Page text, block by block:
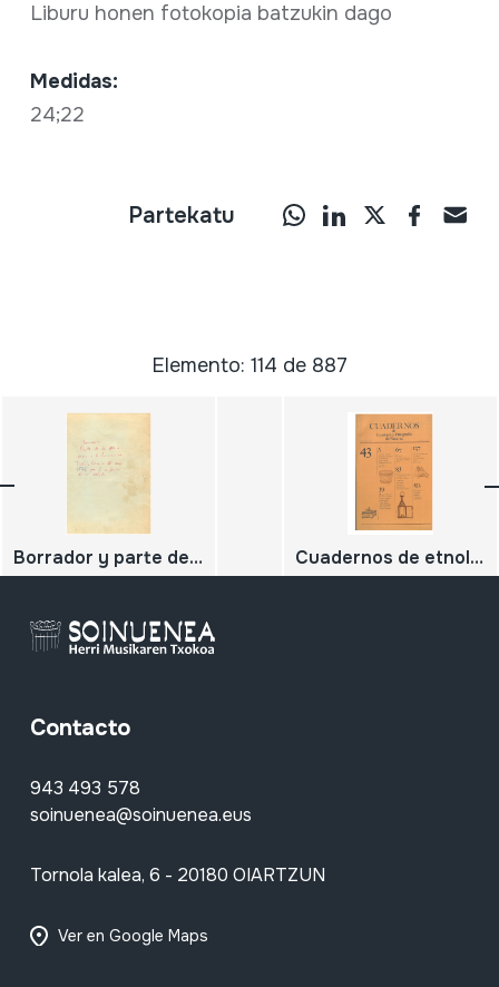
Liburu honen fotokopia batzukin dago
Medidas:
24;22
Partekatu
Elemento: 114 de 887
Borrador y parte de lo que se envió a la Asociación de Txistularis el año 1976 para la confección de un método. Cuadernos de etnología y etnografía de Navarra.año XVI-nº 43 Enero-Junio 1984
Contacto
943 493 578
soinuenea@soinuenea.eus
Tornola kalea, 6 - 20180 OIARTZUN
Ver en Google Maps